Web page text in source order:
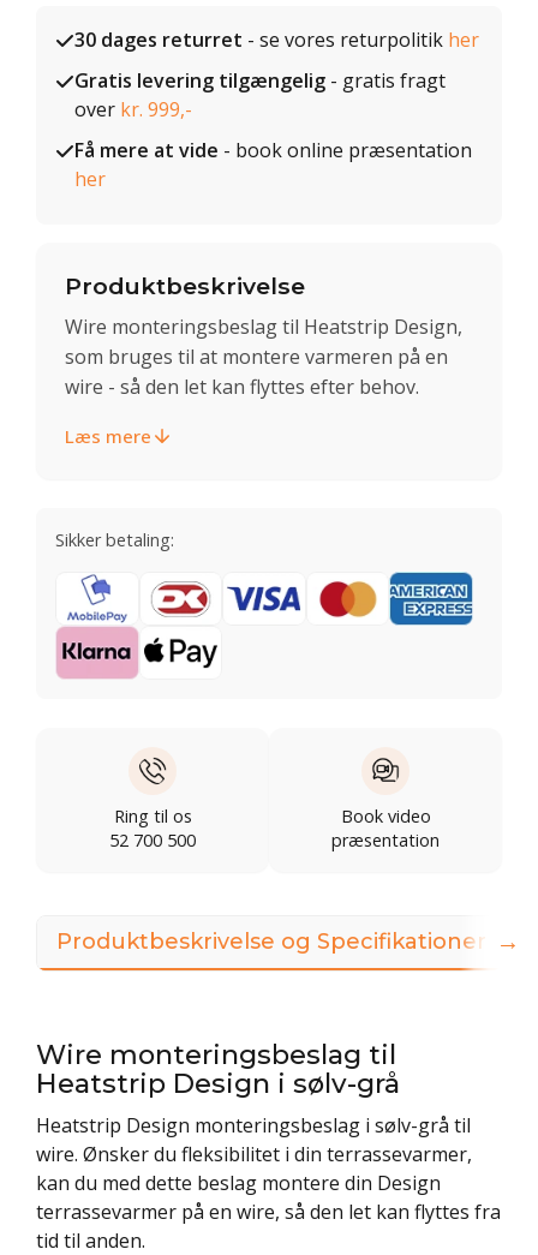
30 dages returret - se vores returpolitik her
Gratis levering tilgængelig - gratis fragt
over kr. 999,-
Få mere at vide - book online præsentation
her
Produktbeskrivelse
Wire monteringsbeslag til Heatstrip Design,
som bruges til at montere varmeren på en
wire - så den let kan flyttes efter behov.
Læs mere
Sikker betaling:
Ring til os
52 700 500
Book video
præsentation
Produktbeskrivelse og Specifikationer
Wire monteringsbeslag til
Heatstrip Design i sølv-grå
Heatstrip Design monteringsbeslag i sølv-grå til
wire. Ønsker du fleksibilitet i din terrassevarmer,
kan du med dette beslag montere din Design
terrassevarmer på en wire, så den let kan flyttes fra
tid til anden.
→